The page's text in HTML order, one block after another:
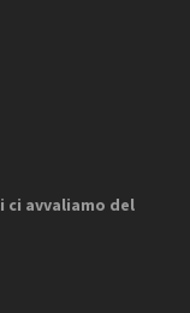
avvaliamo del